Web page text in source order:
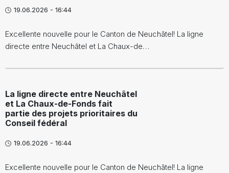
19.06.2026 - 16:44
Excellente nouvelle pour le Canton de Neuchâtel! La ligne
directe entre Neuchâtel et La Chaux-de…
La ligne directe entre Neuchâtel
et La Chaux-de-Fonds fait
partie des projets prioritaires du
Conseil fédéral
19.06.2026 - 16:44
Excellente nouvelle pour le Canton de Neuchâtel! La ligne